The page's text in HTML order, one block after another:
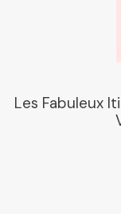
Les Fabuleux